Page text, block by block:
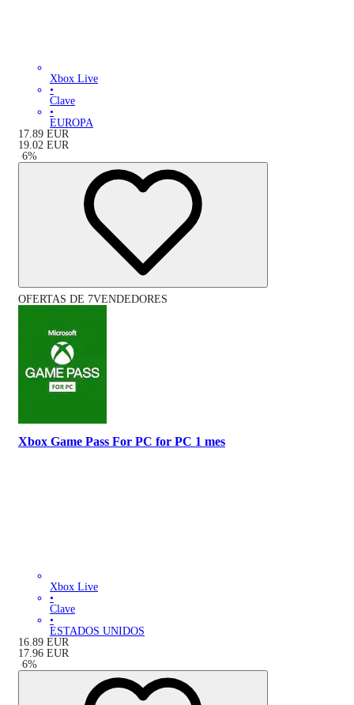
Xbox Live
•
Clave
•
EUROPA
17.89 EUR
19.02 EUR
-6%
OFERTAS DE 7VENDEDORES
Xbox Game Pass For PC for PC 1 mes
Xbox Live
•
Clave
•
ESTADOS UNIDOS
16.89 EUR
17.96 EUR
-6%